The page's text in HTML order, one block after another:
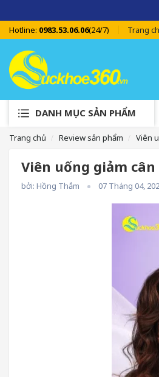
Hotline: 0983.53.06.06(24/7) Trang
DANH MỤC SẢN PHẨM
Trang chủ Review sản phẩm Viên
Viên uống giảm
bởi: Hồng Thắm 07 Tháng 04,